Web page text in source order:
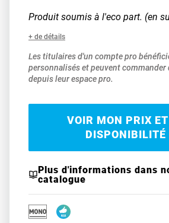
Produit soumis à l'eco part. (en
+ de détails
Les titulaires d'un compte pro
personnalisés et peuvent
depuis leur espace pro.
VOIR MON PRIX
DISPONIBILITÉ
Plus d'informations dans
catalogue